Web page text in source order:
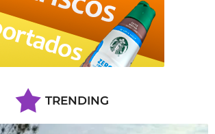
TRENDING